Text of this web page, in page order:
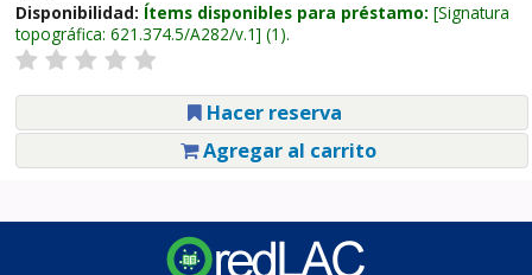
Disponibilidad: Ítems disponibles para préstamo: Signatura
topográfica: 621.374.5/A282/v.1 (1).
Hacer reserva
Agregar al carrito